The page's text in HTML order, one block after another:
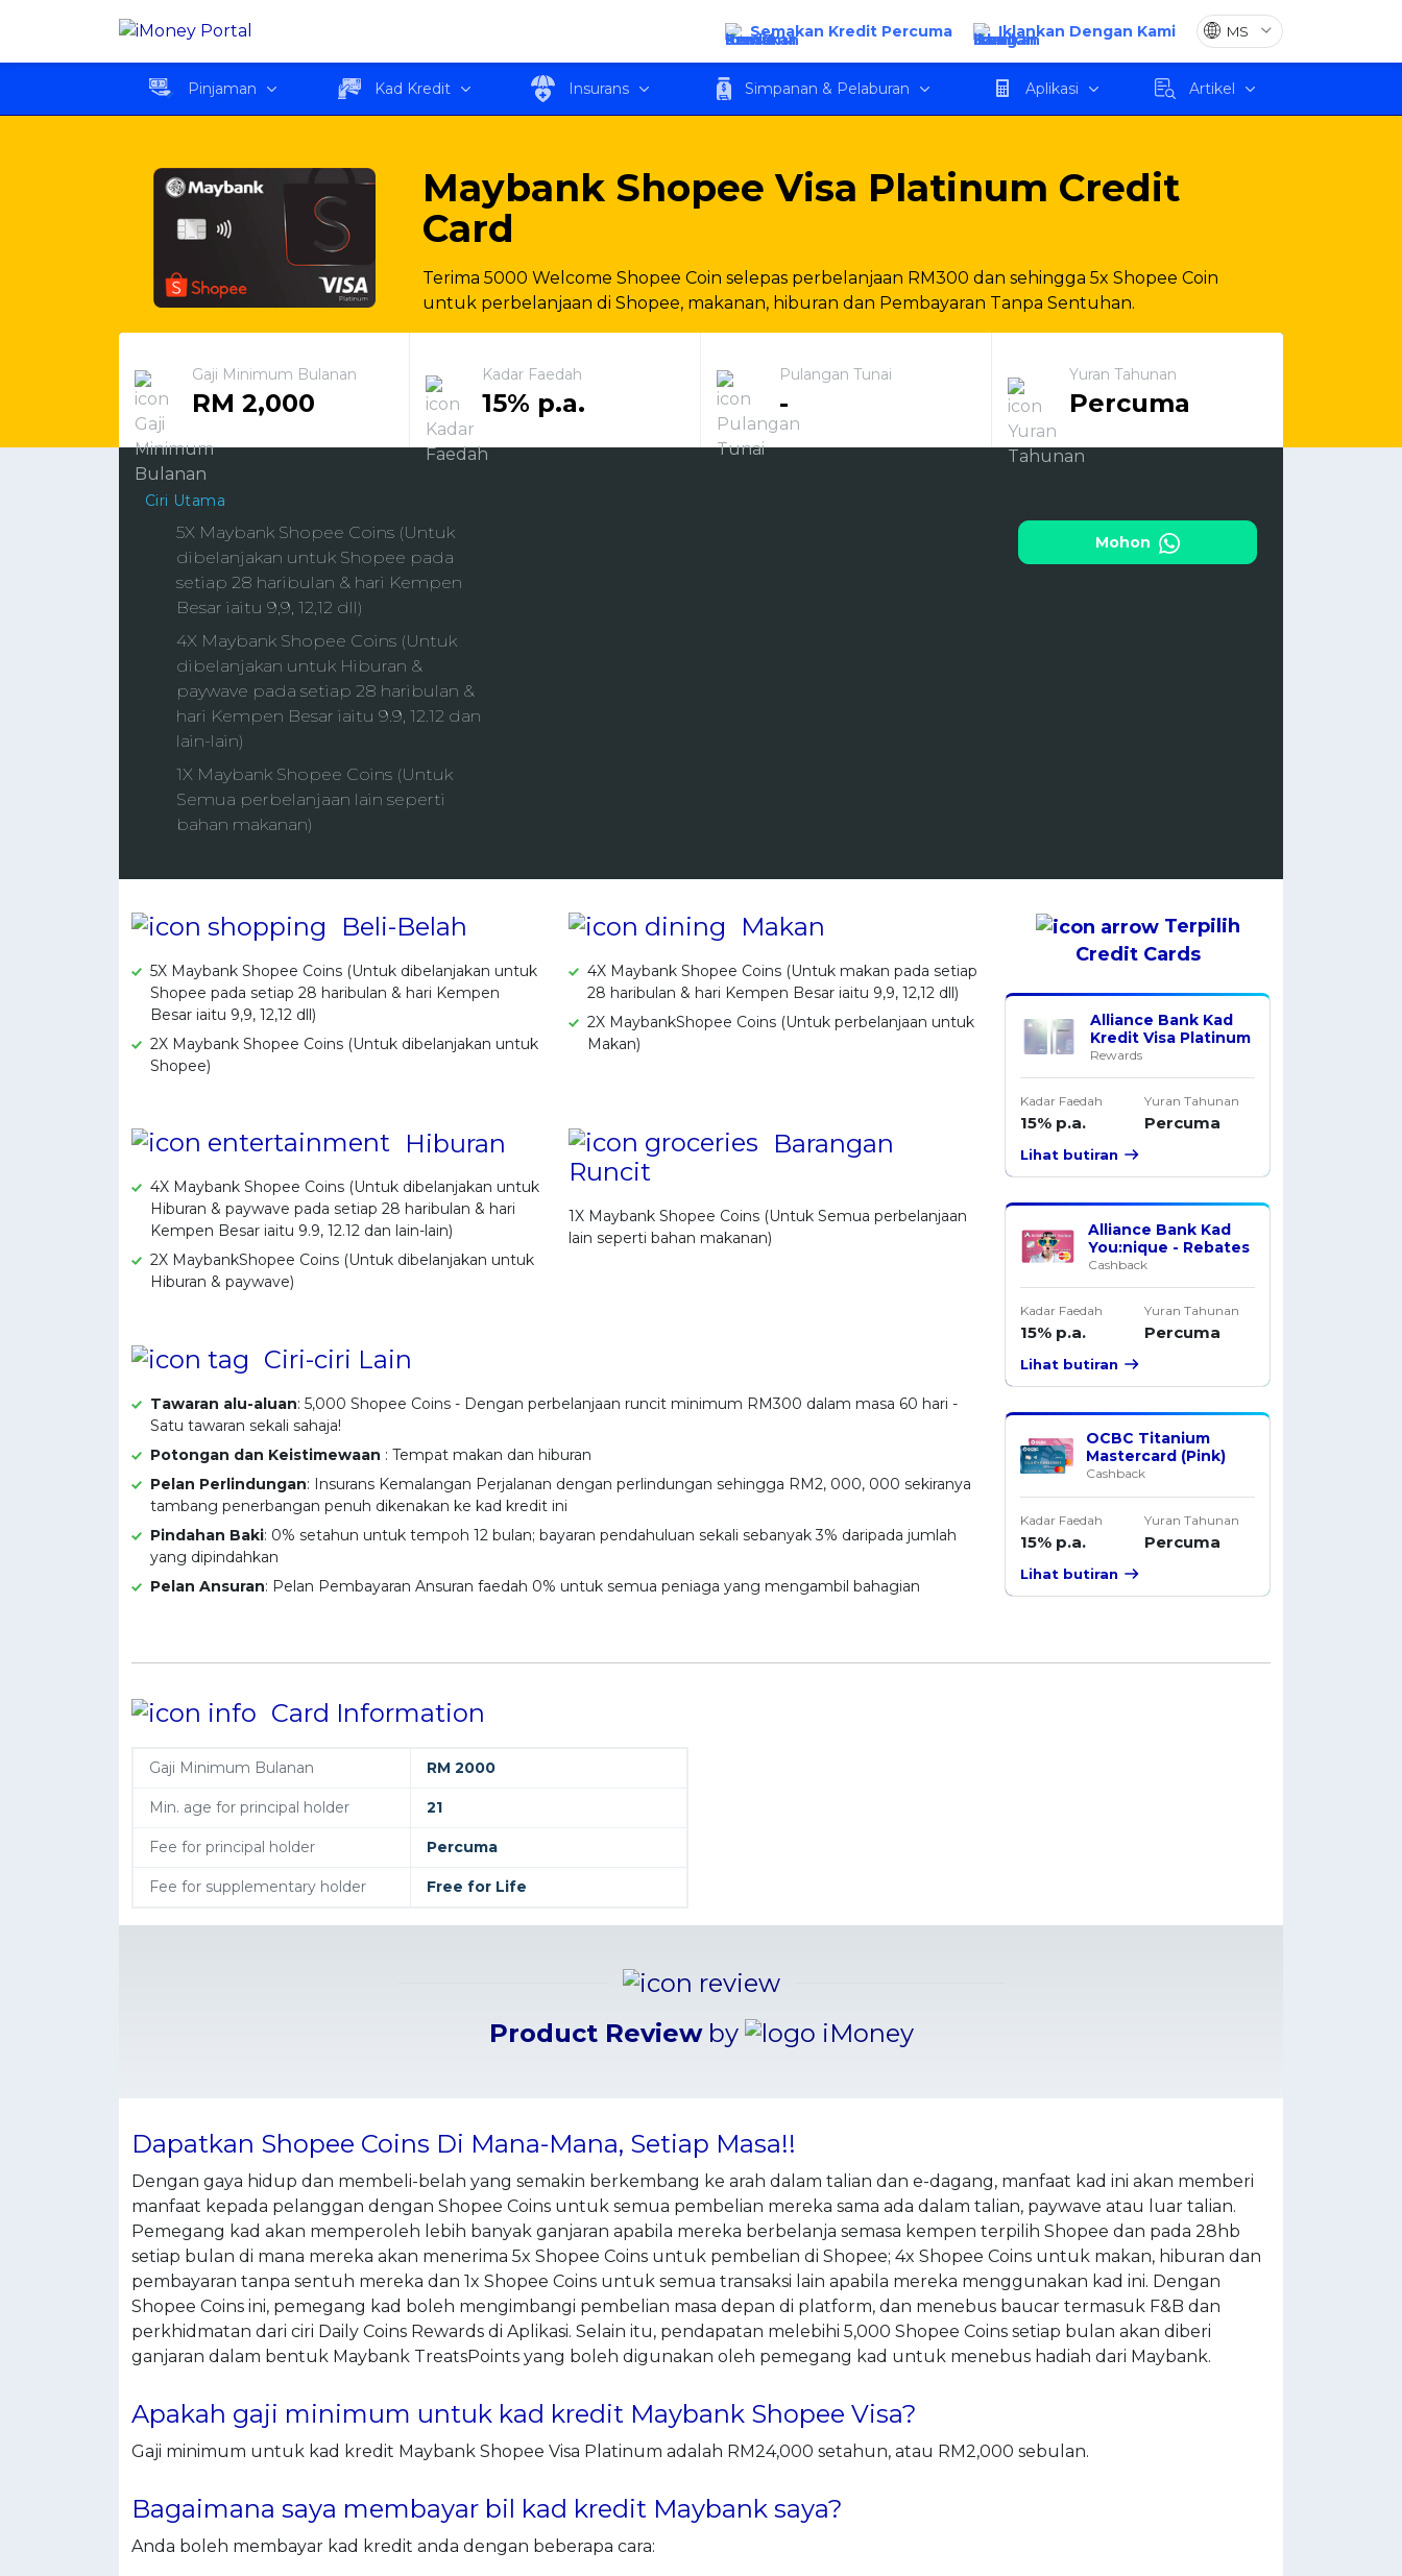
Semakan Kredit Percuma Iklankan Dengan Kami
Pinjaman Kad Kredit Insurans Simpanan & Pelaburan Aplikasi Artikel
Maybank Shopee Visa Platinum Credit Card Mohon
Maybank Shopee Visa Platinum Credit
Card
Terima 5000 Welcome Shopee Coin selepas perbelanjaan RM300 dan sehingga 5x Shopee Coin
untuk perbelanjaan di Shopee, makanan, hiburan dan Pembayaran Tanpa Sentuhan.
Gaji Minimum Bulanan
RM 2,000
Kadar Faedah
15% p.a.
Pulangan Tunai
-
Yuran Tahunan
Percuma
Ciri Utama
5X Maybank Shopee Coins (Untuk
dibelanjakan untuk Shopee pada
setiap 28 haribulan & hari Kempen
Besar iaitu 9,9, 12,12 dll)
4X Maybank Shopee Coins (Untuk
dibelanjakan untuk Hiburan &
paywave pada setiap 28 haribulan &
hari Kempen Besar iaitu 9.9, 12.12 dan
lain-lain)
1X Maybank Shopee Coins (Untuk
Semua perbelanjaan lain seperti
bahan makanan)
Mohon
Beli-Belah
5X Maybank Shopee Coins (Untuk dibelanjakan untuk
Shopee pada setiap 28 haribulan & hari Kempen
Besar iaitu 9,9, 12,12 dll)
2X Maybank Shopee Coins (Untuk dibelanjakan untuk
Shopee)
Makan
4X Maybank Shopee Coins (Untuk makan pada setiap
28 haribulan & hari Kempen Besar iaitu 9,9, 12,12 dll)
2X MaybankShopee Coins (Untuk perbelanjaan untuk
Makan)
Hiburan
4X Maybank Shopee Coins (Untuk dibelanjakan untuk
Hiburan & paywave pada setiap 28 haribulan & hari
Kempen Besar iaitu 9.9, 12.12 dan lain-lain)
2X MaybankShopee Coins (Untuk dibelanjakan untuk
Hiburan & paywave)
Barangan
Runcit
1X Maybank Shopee Coins (Untuk Semua perbelanjaan
lain seperti bahan makanan)
Ciri-ciri Lain
Tawaran alu-aluan: 5,000 Shopee Coins - Dengan perbelanjaan runcit minimum RM300 dalam masa 60 hari -
Satu tawaran sekali sahaja!
Potongan dan Keistimewaan : Tempat makan dan hiburan
Pelan Perlindungan: Insurans Kemalangan Perjalanan dengan perlindungan sehingga RM2, 000, 000 sekiranya
tambang penerbangan penuh dikenakan ke kad kredit ini
Pindahan Baki: 0% setahun untuk tempoh 12 bulan; bayaran pendahuluan sekali sebanyak 3% daripada jumlah
yang dipindahkan
Pelan Ansuran: Pelan Pembayaran Ansuran faedah 0% untuk semua peniaga yang mengambil bahagian
Terpilih
Credit Cards
Alliance Bank Kad
Kredit Visa Platinum
Rewards
Kadar Faedah
15% p.a.
Yuran Tahunan
Percuma
Lihat butiran
Alliance Bank Kad
You:nique - Rebates
Cashback
Kadar Faedah
15% p.a.
Yuran Tahunan
Percuma
Lihat butiran
OCBC Titanium
Mastercard (Pink)
Cashback
Kadar Faedah
15% p.a.
Yuran Tahunan
Percuma
Lihat butiran
Card Information
Gaji Minimum Bulanan RM 2000
Min. age for principal holder 21
Fee for principal holder Percuma
Fee for supplementary holder Free for Life
Product Reviewby
Dapatkan Shopee Coins Di Mana-Mana, Setiap Masa!!
Dengan gaya hidup dan membeli-belah yang semakin berkembang ke arah dalam talian dan e-dagang, manfaat kad ini akan memberi
manfaat kepada pelanggan dengan Shopee Coins untuk semua pembelian mereka sama ada dalam talian, paywave atau luar talian.
Pemegang kad akan memperoleh lebih banyak ganjaran apabila mereka berbelanja semasa kempen terpilih Shopee dan pada 28hb
setiap bulan di mana mereka akan menerima 5x Shopee Coins untuk pembelian di Shopee; 4x Shopee Coins untuk makan, hiburan dan
pembayaran tanpa sentuh mereka dan 1x Shopee Coins untuk semua transaksi lain apabila mereka menggunakan kad ini. Dengan
Shopee Coins ini, pemegang kad boleh mengimbangi pembelian masa depan di platform, dan menebus baucar termasuk F&B dan
perkhidmatan dari ciri Daily Coins Rewards di Aplikasi. Selain itu, pendapatan melebihi 5,000 Shopee Coins setiap bulan akan diberi
ganjaran dalam bentuk Maybank TreatsPoints yang boleh digunakan oleh pemegang kad untuk menebus hadiah dari Maybank.
Apakah gaji minimum untuk kad kredit Maybank Shopee Visa?
Gaji minimum untuk kad kredit Maybank Shopee Visa Platinum adalah RM24,000 setahun, atau RM2,000 sebulan.
Bagaimana saya membayar bil kad kredit Maybank saya?
Anda boleh membayar kad kredit anda dengan beberapa cara: